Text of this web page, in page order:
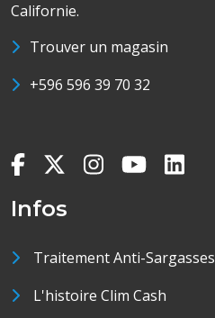
Californie.
Trouver un magasin
+596 596 39 70 32
Infos
Traitement Anti-Sargasses
L'histoire Clim Cash